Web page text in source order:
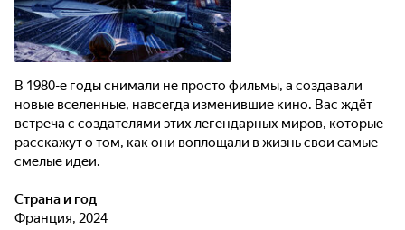
В 1980-е годы снимали не просто фильмы, а создавали
новые вселенные, навсегда изменившие кино. Вас ждёт
встреча с создателями этих легендарных миров, которые
расскажут о том, как они воплощали в жизнь свои самые
смелые идеи.
Страна и год
Франция, 2024